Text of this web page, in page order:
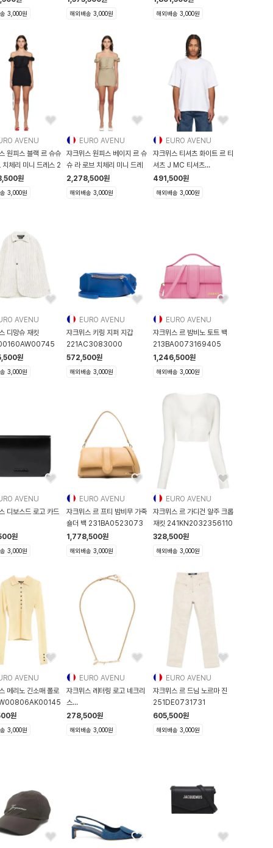
3,000원 해외배송 3,000원 해외배송 3,000원
AVENU
원피스 블랙 르 슈슈
치체리 미니 드레스 2
원
3,000원
EURO AVENU
쟈크뮈스 원피스 베이지 르 슈
슈 라 로브 치체리 미니 드레
2,278,500원
해외배송 3,000원
EURO AVENU
쟈크뮈스 티셔츠 화이트 르 티
셔츠 J MC 티셔츠
252553M213015
491,500원
해외배송 3,000원
AVENU
디망슈 재킷
원
3,000원
EURO AVENU
쟈크뮈스 키링 지퍼 지갑
221AC3083000
572,500원
해외배송 3,000원
EURO AVENU
쟈크뮈스 르 밤비노 토트 백
213BA0073169405
1,246,500원
해외배송 3,000원
AVENU
디보스드 로고 카드
원
3,000원
EURO AVENU
쟈크뮈스 르 프티 밤비무 가죽
숄더 백 231BA0523073
1,778,500원
해외배송 3,000원
EURO AVENU
쟈크뮈스 르 가디건 알주 크롭
재킷 241KN2032356110
328,500원
해외배송 3,000원
AVENU
메리노 긴소매 폴로
원
3,000원
EURO AVENU
쟈크뮈스 레터링 로고 네크리
스
JWW00333AOT4005
278,500원
해외배송 3,000원
EURO AVENU
쟈크뮈스 르 드님 노르마 진
251DE0731731
605,500원
해외배송 3,000원